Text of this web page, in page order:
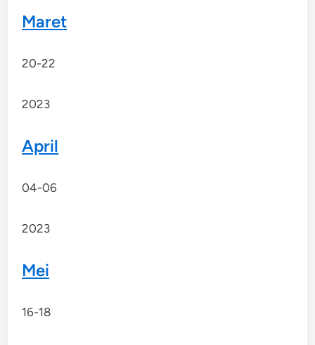
Maret
20-22
2023
April
04-06
2023
Mei
16-18